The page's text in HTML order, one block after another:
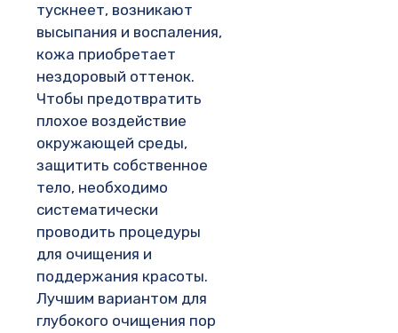
тускнеет, возникают
высыпания и воспаления,
кожа приобретает
нездоровый оттенок.
Чтобы предотвратить
плохое воздействие
окружающей среды,
защитить собственное
тело, необходимо
систематически
проводить процедуры
для очищения и
поддержания красоты.
Лучшим вариантом для
глубокого очищения пор